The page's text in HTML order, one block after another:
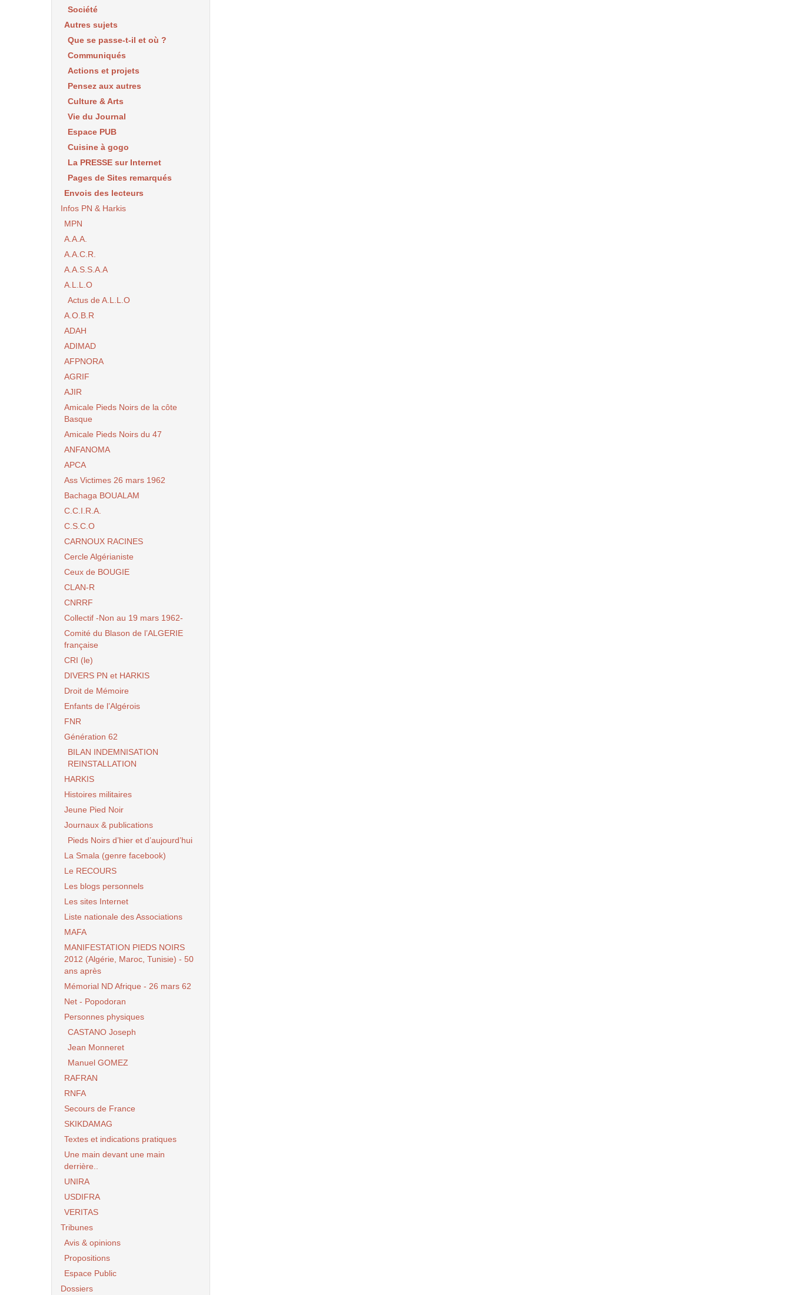
Société
Autres sujets
Que se passe-t-il et où ?
Communiqués
Actions et projets
Pensez aux autres
Culture & Arts
Vie du Journal
Espace PUB
Cuisine à gogo
La PRESSE sur Internet
Pages de Sites remarqués
Envois des lecteurs
Infos PN & Harkis
MPN
A.A.A.
A.A.C.R.
A.A.S.S.A.A
A.L.L.O
Actus de A.L.L.O
A.O.B.R
ADAH
ADIMAD
AFPNORA
AGRIF
AJIR
Amicale Pieds Noirs de la côte
Basque
Amicale Pieds Noirs du 47
ANFANOMA
APCA
Ass Victimes 26 mars 1962
Bachaga BOUALAM
C.C.I.R.A.
C.S.C.O
CARNOUX RACINES
Cercle Algérianiste
Ceux de BOUGIE
CLAN-R
CNRRF
Collectif -Non au 19 mars 1962-
Comité du Blason de l’ALGERIE
française
CRI (le)
DIVERS PN et HARKIS
Droit de Mémoire
Enfants de l’Algérois
FNR
Génération 62
BILAN INDEMNISATION
REINSTALLATION
HARKIS
Histoires militaires
Jeune Pied Noir
Journaux & publications
Pieds Noirs d’hier et d’aujourd’hui
La Smala (genre facebook)
Le RECOURS
Les blogs personnels
Les sites Internet
Liste nationale des Associations
MAFA
MANIFESTATION PIEDS NOIRS
2012 (Algérie, Maroc, Tunisie) - 50
ans après
Mémorial ND Afrique - 26 mars 62
Net - Popodoran
Personnes physiques
CASTANO Joseph
Jean Monneret
Manuel GOMEZ
RAFRAN
RNFA
Secours de France
SKIKDAMAG
Textes et indications pratiques
Une main devant une main
derrière..
UNIRA
USDIFRA
VERITAS
Tribunes
Avis & opinions
Propositions
Espace Public
Dossiers